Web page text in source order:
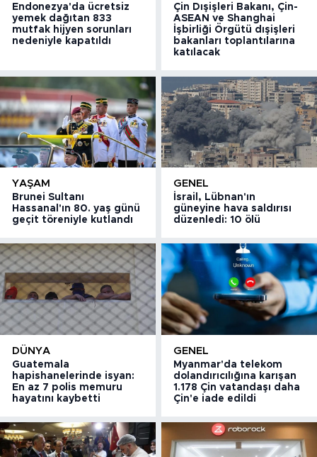
Endonezya'da ücretsiz
yemek dağıtan 833
mutfak hijyen sorunları
nedeniyle kapatıldı
Çin Dışişleri Bakanı, Çin-
ASEAN ve Shanghai
İşbirliği Örgütü dışişleri
bakanları toplantılarına
katılacak
YAŞAM
Brunei Sultanı
Hassanal'ın 80. yaş günü
geçit töreniyle kutlandı
GENEL
İsrail, Lübnan'ın
güneyine hava saldırısı
düzenledi: 10 ölü
DÜNYA
Guatemala
hapishanelerinde isyan:
En az 7 polis memuru
hayatını kaybetti
GENEL
Myanmar'da telekom
dolandırıcılığına karışan
1.178 Çin vatandaşı daha
Çin'e iade edildi